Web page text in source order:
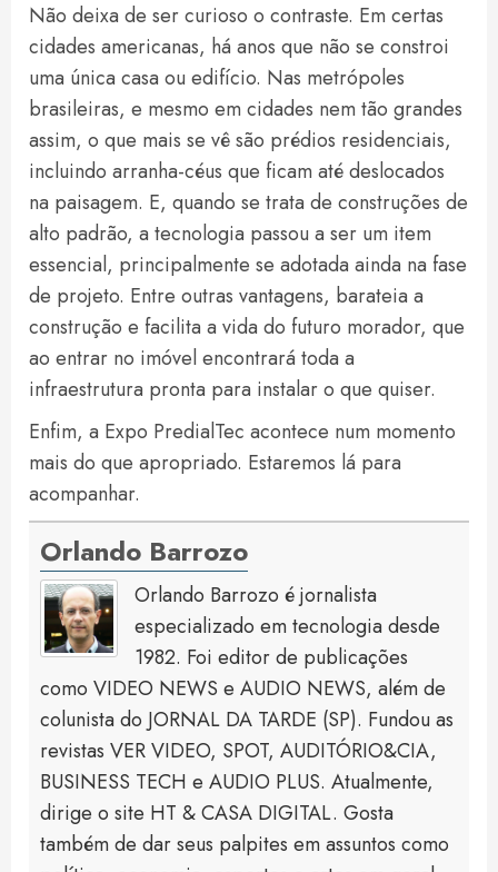
Não deixa de ser curioso o contraste. Em certas
cidades americanas, há anos que não se constroi
uma única casa ou edifício. Nas metrópoles
brasileiras, e mesmo em cidades nem tão grandes
assim, o que mais se vê são prédios residenciais,
incluindo arranha-céus que ficam até deslocados
na paisagem. E, quando se trata de construções de
alto padrão, a tecnologia passou a ser um item
essencial, principalmente se adotada ainda na fase
de projeto. Entre outras vantagens, barateia a
construção e facilita a vida do futuro morador, que
ao entrar no imóvel encontrará toda a
infraestrutura pronta para instalar o que quiser.
Enfim, a Expo PredialTec acontece num momento
mais do que apropriado. Estaremos lá para
acompanhar.
Orlando Barrozo
Orlando Barrozo é jornalista
especializado em tecnologia desde
1982. Foi editor de publicações
como VIDEO NEWS e AUDIO NEWS, além de
colunista do JORNAL DA TARDE (SP). Fundou as
revistas VER VIDEO, SPOT, AUDITÓRIO&CIA,
BUSINESS TECH e AUDIO PLUS. Atualmente,
dirige o site HT & CASA DIGITAL. Gosta
também de dar seus palpites em assuntos como